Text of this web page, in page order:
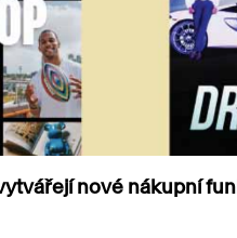
nové nákupní